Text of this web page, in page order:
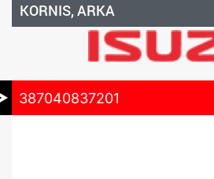
KORNIS, ARKA
387040837201